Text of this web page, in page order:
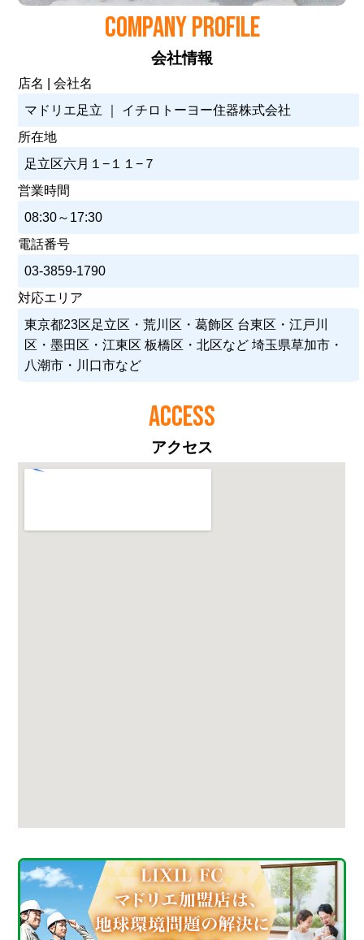
COMPANY PROFILE
会社情報
店名 | 会社名
マドリエ足立 ｜ イチロトーヨー住器株式会社
所在地
足立区六月１−１１−７
営業時間
08:30～17:30
電話番号
03-3859-1790
対応エリア
東京都23区足立区・荒川区・葛飾区 台東区・江戸川
区・墨田区・江東区 板橋区・北区など 埼玉県草加市・
八潮市・川口市など
ACCESS
アクセス